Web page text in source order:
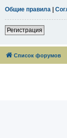
Общие правила |
Регистрация
Список форумов